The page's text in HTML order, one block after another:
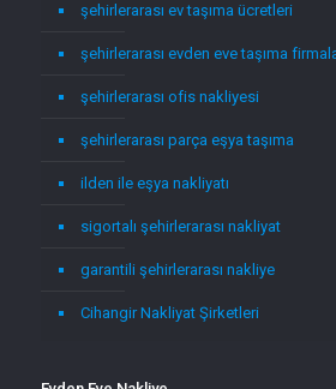
şehirlerarası ev taşıma ücretleri
şehirlerarası evden eve taşıma
şehirlerarası ofis nakliyesi
şehirlerarası parça eşya taşıma
ilden ile eşya nakliyatı
sigortalı şehirlerarası nakliyat
garantili şehirlerarası nakliye
Cihangir Nakliyat Şirketleri